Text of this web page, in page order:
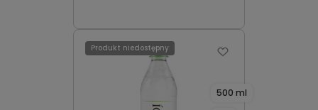
500 ml
Produkt niedostępny